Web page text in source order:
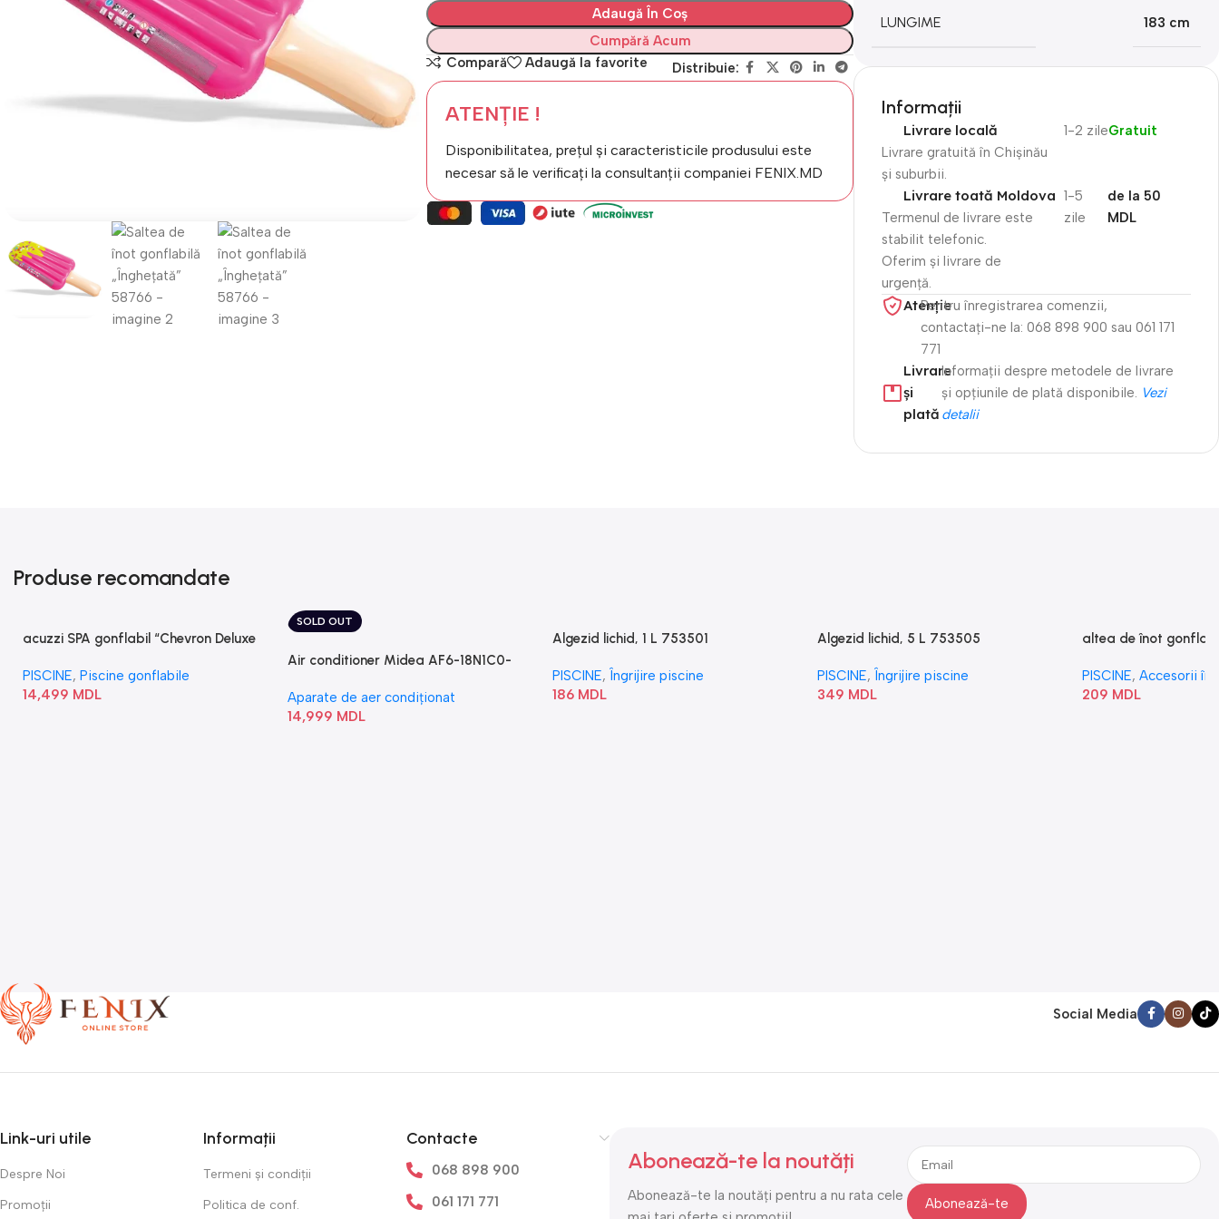
Adaugă În Coș
Cumpără Acum
Compară
Adaugă la favorite Distribuie:
ATENȚIE !
Disponibilitatea, prețul și caracteristicile produsului este
necesar să le verificați la consultanții companiei FENIX.MD
LUNGIME 183 cm
Informații
Livrare locală
Livrare gratuită în Chișinău
și suburbii.
1-2 zileGratuit
Livrare toată Moldova
Termenul de livrare este
stabilit telefonic.
Oferim și livrare de
urgență.
1-5
zile
de la 50
MDL
Atenție​
Pentru înregistrarea comenzii,
contactați-ne la: 068 898 900 sau 061 171
771
Livrare
și
plată
Informații despre metodele de livrare
și opțiunile de plată disponibile.
Vezi
detalii
Produse recomandate
acuzzi SPA gonflabil “Chevron Deluxe
PISCINE, Piscine gonflabile
14,499 MDL
SOLD OUT
Air conditioner Midea AF6-18N1C0-
Aparate de aer condiționat
14,999 MDL
Algezid lichid, 1 L 753501
PISCINE, Îngrijire piscine
186 MDL
Algezid lichid, 5 L 753505
PISCINE, Îngrijire piscine
349 MDL
altea de înot
PISCINE, Accesorii
209 MDL
Social Media
Link-uri utile
Despre Noi
Promoții
Informații
Termeni și condiții
Politica de conf.
Contacte
068 898 900
061 171 771
Abonează-te la noutăți
Abonează-te la noutăți pentru a nu rata cele